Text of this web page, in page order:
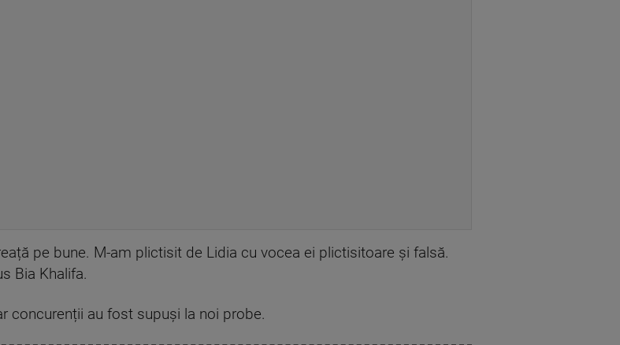
pe bune. M-am plictisit de Lidia cu vocea ei plictisitoare și falsă.
Bia Khalifa.
concurenții au fost supuși la noi probe.